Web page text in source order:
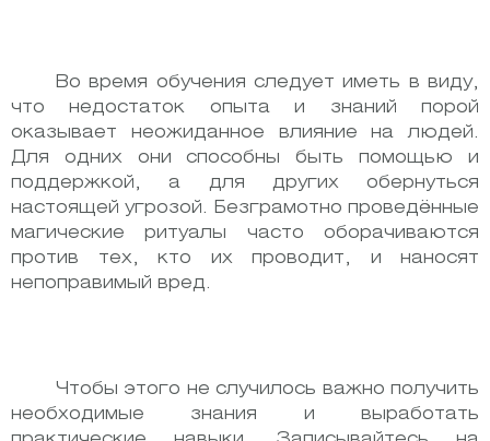
Во время обучения следует иметь в виду,
что недостаток опыта и знаний порой
оказывает неожиданное влияние на людей.
Для одних они способны быть помощью и
поддержкой, а для других обернуться
настоящей угрозой. Безграмотно проведённые
магические ритуалы часто оборачиваются
против тех, кто их проводит, и наносят
непоправимый вред.
Чтобы этого не случилось важно получить
необходимые знания и выработать